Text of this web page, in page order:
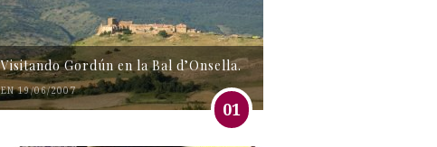
Visitando Gordún en la Bal d’Onsella.
EN 19/06/2007
01